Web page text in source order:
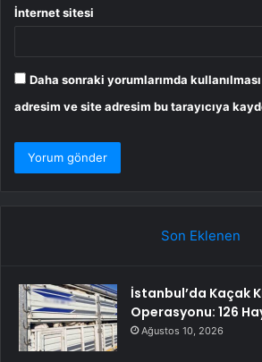
İnternet sitesi
Daha sonraki yorumlarımda
adresim ve site adresim bu tarayıcıya
Son Eklenen
İstanbul’da Kaçak
Operasyonu: 126
Ağustos 10, 2026